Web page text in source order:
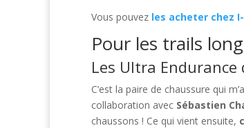
Vous pouvez les acheter chez
Pour les trails
Les Ultra Endurance
C’est la paire de chaussure qui m’a
collaboration avec Sébastien
chaussons ! Ce qui vient ensuite,